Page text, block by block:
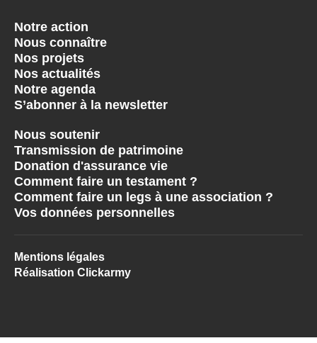
Notre action
Nous connaître
Nos projets
Nos actualités
Notre agenda
S’abonner à la newsletter
Nous soutenir
Transmission de patrimoine
Donation d'assurance vie
Comment faire un testament ?
Comment faire un legs à une association ?
Vos données personnelles
Mentions légales
Réalisation Clickarmy